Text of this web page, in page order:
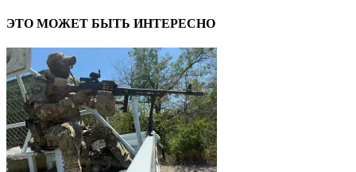
ЭТО МОЖЕТ БЫТЬ ИНТЕРЕСНО